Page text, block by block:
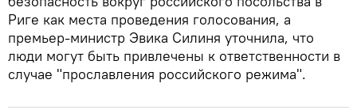
Риге как места проведения голосования, а
премьер-министр Эвика Силиня уточнила, что
люди могут быть привлечены к ответственности в
случае "прославления российского режима".